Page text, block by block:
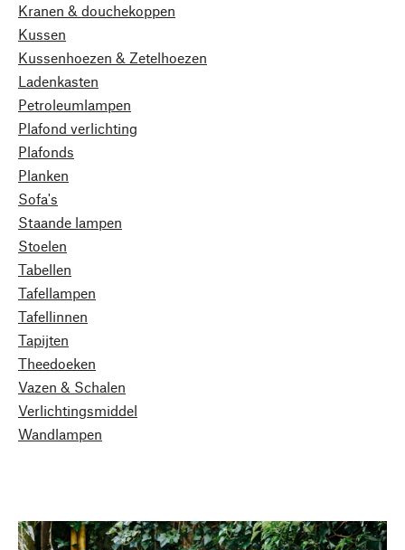
Kranen & douchekoppen
Kussen
Kussenhoezen & Zetelhoezen
Ladenkasten
Petroleumlampen
Plafond verlichting
Plafonds
Planken
Sofa's
Staande lampen
Stoelen
Tabellen
Tafellampen
Tafellinnen
Tapijten
Theedoeken
Vazen & Schalen
Verlichtingsmiddel
Wandlampen